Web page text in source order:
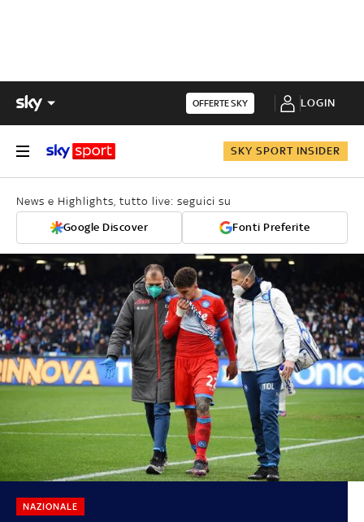
OFFERTE SKY LOGIN
SKY SPORT INSIDER
News e Highlights, tutto live: seguici su
Google Discover Fonti Preferite
NAZIONALE